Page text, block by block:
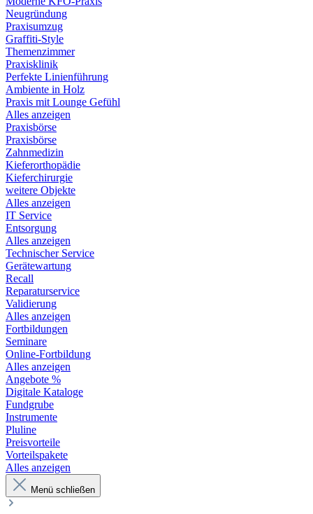
Neugründung
Praxisumzug
Graffiti-Style
Themenzimmer
Praxisklinik
Perfekte Linienführung
Ambiente in Holz
Praxis mit Lounge Gefühl
Alles anzeigen
Praxisbörse
Praxisbörse
Zahnmedizin
Kieferorthopädie
Kieferchirurgie
weitere Objekte
Alles anzeigen
IT Service
Entsorgung
Alles anzeigen
Technischer Service
Gerätewartung
Recall
Reparaturservice
Validierung
Alles anzeigen
Fortbildungen
Seminare
Online-Fortbildung
Alles anzeigen
Angebote %
Digitale Kataloge
Fundgrube
Instrumente
Pluline
Preisvorteile
Vorteilspakete
Alles anzeigen
Menü schließen